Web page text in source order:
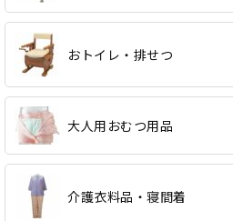
おトイレ・排せつ
大人用おむつ用品
介護衣料品・寝間着